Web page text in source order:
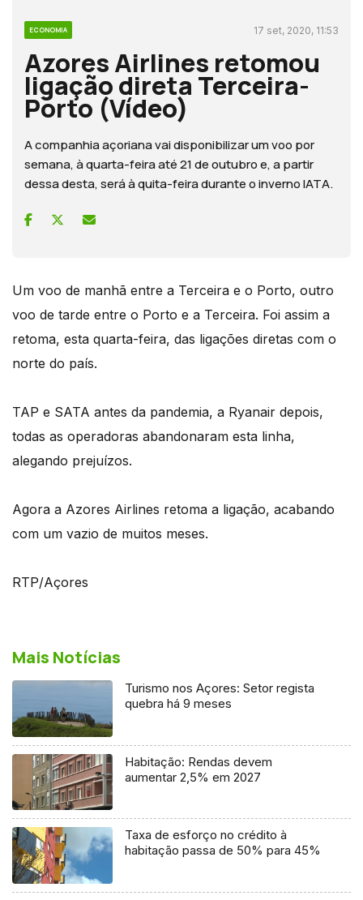
ECONOMIA 17 set, 2020, 11:53
Azores Airlines retomou
ligação direta Terceira-
Porto (Vídeo)
A companhia açoriana vai disponibilizar um voo por
semana, à quarta-feira até 21 de outubro e, a partir
dessa desta, será à quita-feira durante o inverno IATA.
Um voo de manhã entre a Terceira e o Porto, outro
voo de tarde entre o Porto e a Terceira. Foi assim a
retoma, esta quarta-feira, das ligações diretas com o
norte do país.
TAP e SATA antes da pandemia, a Ryanair depois,
todas as operadoras abandonaram esta linha,
alegando prejuízos.
Agora a Azores Airlines retoma a ligação, acabando
com um vazio de muitos meses.
RTP/Açores
Mais Notícias
Turismo nos Açores: Setor regista
quebra há 9 meses
Habitação: Rendas devem
aumentar 2,5% em 2027
Taxa de esforço no crédito à
habitação passa de 50% para 45%